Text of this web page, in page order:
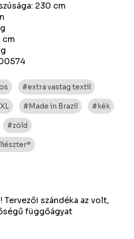
230 cm
cm
#extra vastag textil
#Made in Brazil #kék
#zöld
Tervezői szándéka az volt,
függőágyat